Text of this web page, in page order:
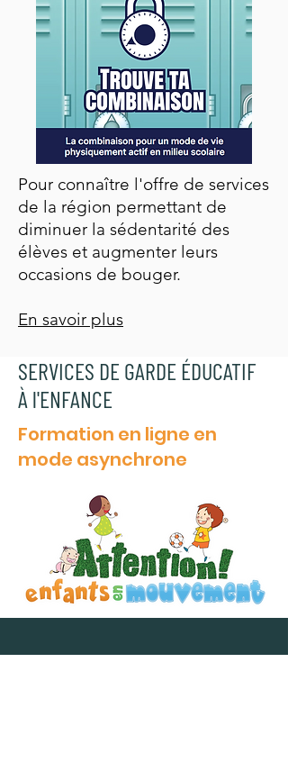
Pour connaître l'offre de services
de la région permettant de
diminuer la sédentarité des
élèves et augmenter leurs
occasions de bouger.
En savoir plus
SERVICES DE GARDE ÉDUCATIF
À l'ENFANCE
Formation en ligne en
mode asynchrone